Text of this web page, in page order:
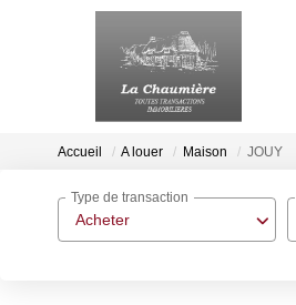
Accueil A louer Maison JOUY
Acheter
Type de transaction